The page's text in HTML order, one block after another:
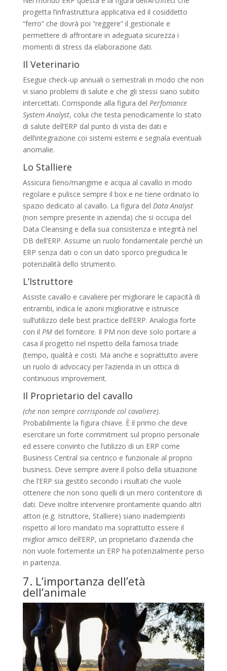
progetta l’infrastruttura applicativa ed il cosiddetto
“ferro” che dovrà poi “reggere” il gestionale e
permettere di affrontare in adeguata sicurezza i
momenti di stress da elaborazione dati.
Il Veterinario
Esegue check-up annuali o semestrali in modo che non
vi siano problemi di salute e che gli stessi siano subito
intercettati. Corrisponde alla figura del Perfomance
System Analyst, colui che testa periodicamente lo stato
di salute dell’ERP dal punto di vista dei dati e
dell’integrazione coi sistemi esterni e segnala eventuali
anomalie.
Lo Stalliere
Assicura fieno/mangime e acqua al cavallo in modo
regolare e pulisce sempre il box e ne tiene ordinato lo
spazio dedicato al cavallo. La figura del Data Analyst
(non sempre presente in azienda) che si occupa del
Data Cleansing e della sua consistenza e integrità nel
DB dell’ERP. Assume un ruolo fondamentale perché un
ERP senza dati o con un dato sporco pregiudica le
potenzialità dello strumento.
L’Istruttore
Assiste cavallo e cavaliere per migliorare le capacità di
entrambi, indica le azioni migliorative e istruisce
sull’utilizzo delle best practice dell’ERP. Analogia forte
con il PM del fornitore. Il PM non deve solo portare a
casa il progetto nel rispetto della famosa triade
(tempo, qualità e costi. Ma anche e soprattutto avere
un ruolo di advocacy per l’azienda in un ottica di
continuous improvement.
Il Proprietario del cavallo
(che non sempre corrisponde col cavaliere).
Probabilmente la figura chiave. È il primo che deve
esercitare un forte commitment sul proprio personale
ed essere convinto che l’utilizzo di un ERP come
Business Central sia centrico e funzionale al proprio
business. Deve sempre avere il polso della situazione
che l’ERP sia gestito secondo i risultati che vuole
ottenere che non sono quelli di un mero contenitore di
dati. Deve inoltre intervenire prontamente quando altri
attori (e.g. Istruttore, Stalliere) siano inadempienti
rispetto al loro mandato ma soprattutto essere il
miglior amico dell’ERP, un proprietario d’azienda che
non vuole fortemente un ERP ha potenzialmente perso
in partenza.
7. L’importanza dell’età
dell’animale